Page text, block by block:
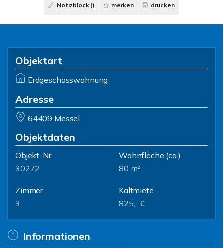
Notizblock () merken drucken
Objektart
Erdgeschosswohnung
Adresse
64409 Messel
Objektdaten
Objekt-Nr.
30272
Wohnfläche (ca.)
80 m²
Zimmer
3
Kaltmiete
825,- €
Informationen